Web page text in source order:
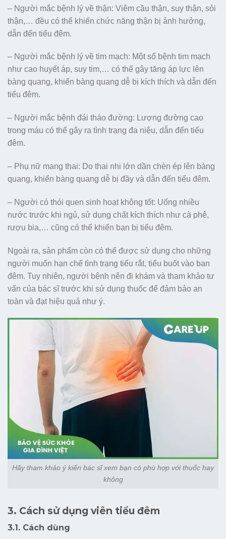
– Người mắc bệnh lý về thận: Viêm cầu thận, suy thận, sỏi
thận,… đều có thể khiến chức năng thận bị ảnh hưởng,
dẫn đến tiểu đêm.
– Người mắc bệnh lý về tim mạch: Một số bệnh tim mạch
như cao huyết áp, suy tim,… có thể gây tăng áp lực lên
bàng quang, khiến bàng quang dễ bị kích thích và dẫn đến
tiểu đêm.
– Người mắc bệnh đái tháo đường: Lượng đường cao
trong máu có thể gây ra tình trạng đa niệu, dẫn đến tiểu
đêm.
– Phụ nữ mang thai: Do thai nhi lớn dần chèn ép lên bàng
quang, khiến bàng quang dễ bị đầy và dẫn đến tiểu đêm.
– Người có thói quen sinh hoạt không tốt: Uống nhiều
nước trước khi ngủ, sử dụng chất kích thích như cà phê,
rượu bia,… cũng có thể khiến bạn bị tiểu đêm.
Ngoài ra, sản phẩm còn có thể được sử dụng cho những
người muốn hạn chế tình trạng tiểu rắt, tiểu buốt vào ban
đêm. Tuy nhiên, người bệnh nên đi khám và tham khảo tư
vấn của bác sĩ trước khi sử dụng thuốc để đảm bảo an
toàn và đạt hiệu quả như ý.
Hãy tham khảo ý kiến bác sĩ xem bạn có phù hợp với thuốc hay
không
3. Cách sử dụng viên tiểu đêm
3.1. Cách dùng